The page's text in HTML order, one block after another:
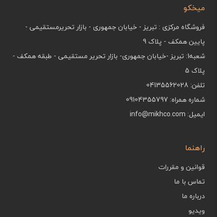
میخکو
فروشگاه مرکزی : تبریز - خیابان جمهوری - بازار تحریرمستقیمی -
پایین همکف - پلاک 9
شعبه1: تبریز -خیابان جمهوری- بازار تحریر مستقیمی - طبقه همکف -
پلاک 5
تلفن: 04135562028
شماره همراه: 09104355797
ایمیل: info@mikhco.com
راهنما
قوانین و مقررات
تماس با ما
درباره ما
ویدیو